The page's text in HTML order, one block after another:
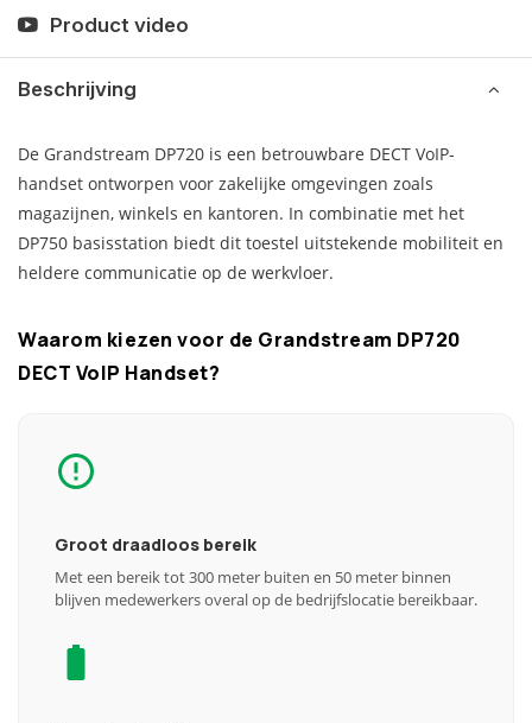
Product video
Beschrijving
De Grandstream DP720 is een betrouwbare DECT VoIP-
handset ontworpen voor zakelijke omgevingen zoals
magazijnen, winkels en kantoren. In combinatie met het
DP750 basisstation biedt dit toestel uitstekende mobiliteit en
heldere communicatie op de werkvloer.
Waarom kiezen voor de Grandstream DP720
DECT VoIP Handset?
Groot draadloos bereik
Met een bereik tot 300 meter buiten en 50 meter binnen
blijven medewerkers overal op de bedrijfslocatie bereikbaar.